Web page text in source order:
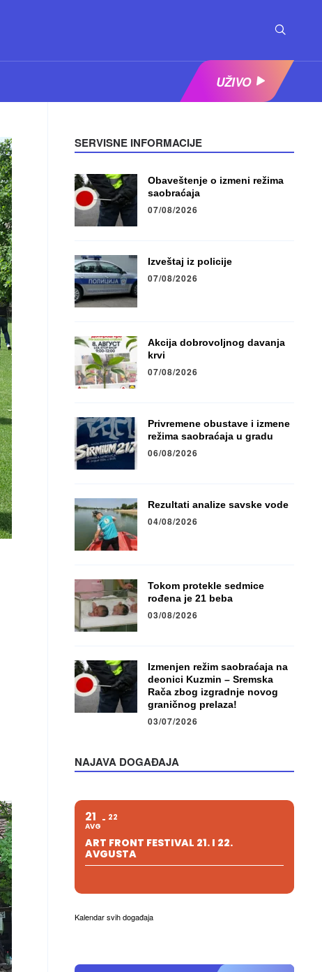
UŽIVO
SERVISNE INFORMACIJE
Obaveštenje o izmeni režima
saobraćaja
07/08/2026
Izveštaj iz policije
07/08/2026
Akcija dobrovoljnog davanja
krvi
07/08/2026
Privremene obustave i izmene
režima saobraćaja u gradu
06/08/2026
Rezultati analize savske vode
04/08/2026
Tokom protekle sedmice
rođena je 21 beba
03/08/2026
Izmenjen režim saobraćaja na
deonici Kuzmin – Sremska
Rača zbog izgradnje novog
graničnog prelaza!
03/07/2026
NAJAVA DOGAĐAJA
21
AVG
22
ART FRONT FESTIVAL 21. I 22.
AVGUSTA
Kalendar svih događaja